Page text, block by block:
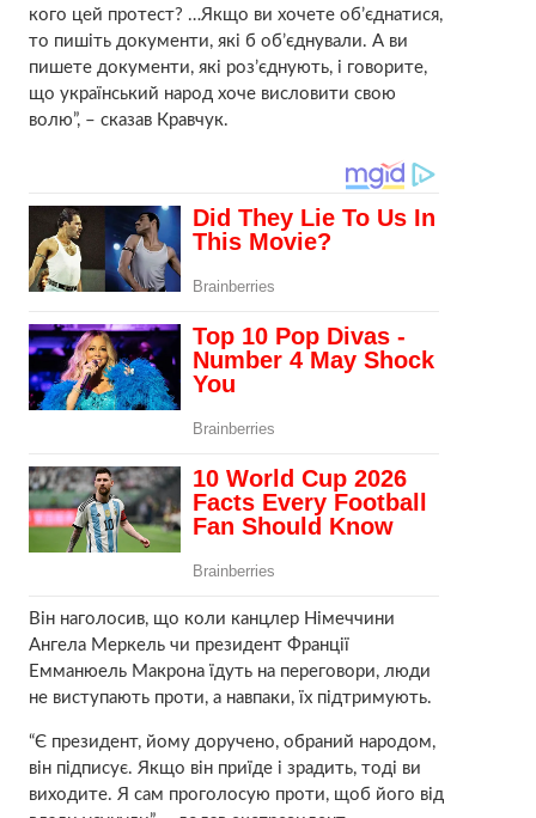
кого цей протест? …Якщо ви хочете об’єднатися,
то пишіть документи, які б об’єднували. А ви
пишете документи, які роз’єднують, і говорите,
що український народ хоче висловити свою
волю”, – сказав Кравчук.
Він наголосив, що коли канцлер Німеччини
Ангела Меркель чи президент Франції
Емманюель Макрона їдуть на переговори, люди
не виступають проти, а навпаки, їх підтримують.
“Є президент, йому доручено, обраний народом,
він підписує. Якщо він приїде і зрадить, тоді ви
виходите. Я сам проголосую проти, щоб його від